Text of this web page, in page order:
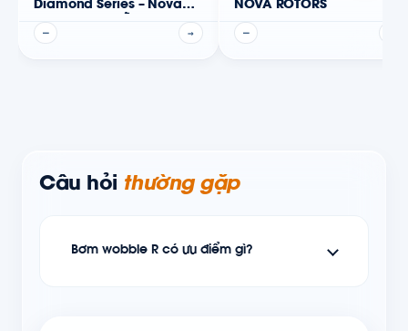
Diamond Series – Nova
Rotors (Có phễu)
—
→
NOVA ROTORS
—
Câu hỏi thường gặp
Bơm wobble R có ưu điểm gì?